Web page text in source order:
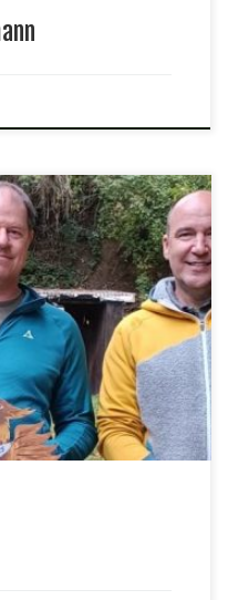
Eckhard
Adler mit dem KK-
wurde Helmut Häring
Roman Bergsträser und